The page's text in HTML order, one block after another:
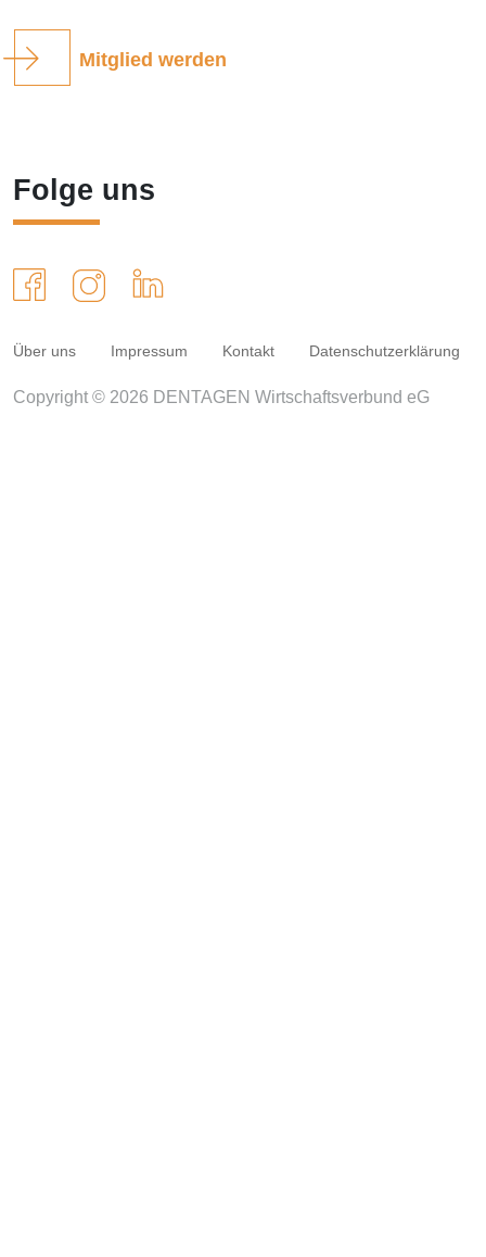
Mitglied werden
Folge uns
Über uns Impressum Kontakt Datenschutzerklärung
Copyright © 2026 DENTAGEN Wirtschaftsverbund eG